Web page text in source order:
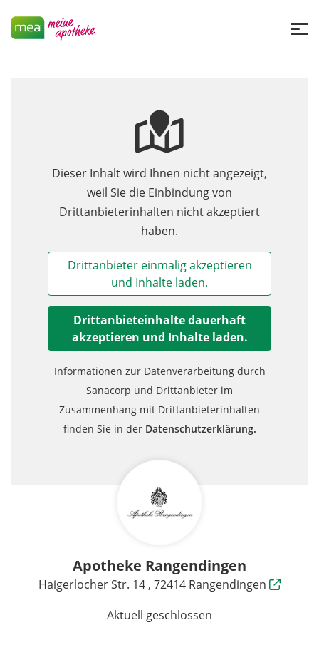
Dieser Inhalt wird Ihnen nicht angezeigt,
weil Sie die Einbindung von
Drittanbieterinhalten nicht akzeptiert
haben.
Drittanbieter einmalig akzeptieren
und Inhalte laden.
Drittanbieteinhalte dauerhaft
akzeptieren und Inhalte laden.
Informationen zur Datenverarbeitung durch
Sanacorp und Drittanbieter im
Zusammenhang mit Drittanbieterinhalten
finden Sie in der Datenschutzerklärung.
Apotheke Rangendingen
Haigerlocher Str. 14 , 72414 Rangendingen
Aktuell geschlossen